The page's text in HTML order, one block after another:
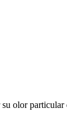
olor